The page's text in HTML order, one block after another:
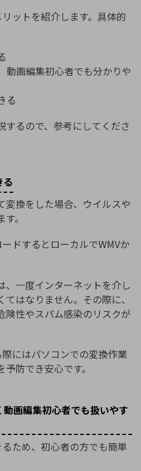
ットを紹介します。具体的
動画編集初心者でも分かりや
る
するので、参考にしてくださ
変換をした場合、ウイルスや
。
ドするとローカルでWMVか
、一度インターネットを介し
はなりません。その際に、
険性やスパム感染のリスクが
にはパソコンでの変換作業
防でき安心です。
画編集初心者でも扱いやす
ため、初心者の方でも簡単